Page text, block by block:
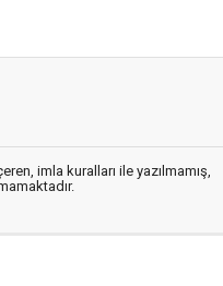
imla kuralları ile yazılmamış,